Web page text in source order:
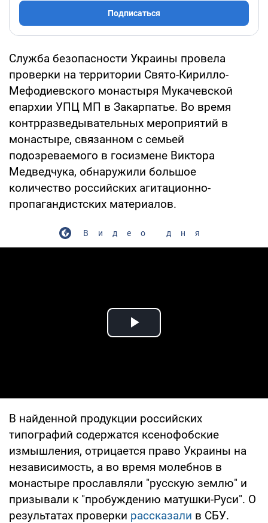
Подписаться
Служба безопасности Украины провела
проверки на территории Свято-Кирилло-
Мефодиевского монастыря Мукачевской
епархии УПЦ МП в Закарпатье. Во время
контрразведывательных мероприятий в
монастыре, связанном с семьей
подозреваемого в госизмене Виктора
Медведчука, обнаружили большое
количество российских агитационно-
пропагандистских материалов.
Видео дня
Play Video
В найденной продукции российских
типографий содержатся ксенофобские
измышления, отрицается право Украины на
независимость, а во время молебнов в
монастыре прославляли "русскую землю" и
призывали к "пробуждению матушки-Руси". О
результатах проверки рассказали в СБУ.